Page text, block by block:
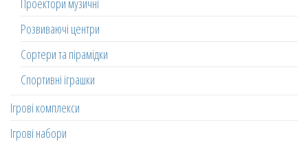
Проектори музичні
Розвиваючі центри
Сортери та пірамідки
Спортивні іграшки
Ігрові комплекси
Ігрові набори